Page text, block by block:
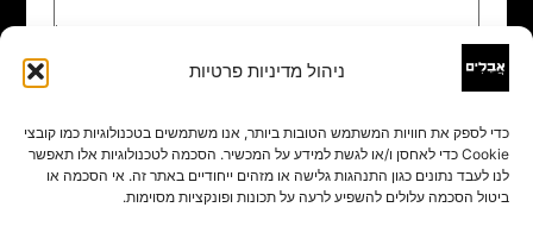
ניהול מדיניות פרטיות
כדי לספק את חוויות המשתמש הטובות ביותר, אנו משתמשים בטכנולוגיות כמו קובצי
Cookie כדי לאחסן ו/או לגשת למידע על המכשיר. הסכמה לטכנולוגיות אלו תאפשר
לנו לעבד נתונים כגון התנהגות גלישה או מזהים ייחודיים באתר זה. אי הסכמה או
ביטול הסכמה עלולים להשפיע לרעה על תכונות ופונקציות מסוימות.
שם
אימייל*